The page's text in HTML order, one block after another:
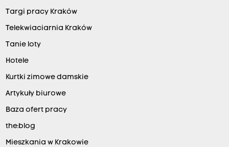
Targi pracy Kraków
Telekwiaciarnia Kraków
Tanie loty
Hotele
Kurtki zimowe damskie
Artykuły biurowe
Baza ofert pracy
the:blog
Mieszkania w Krakowie